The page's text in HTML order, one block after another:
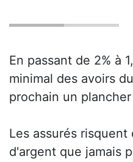
En passant de 2% à
minimal des avoirs
prochain un
Les assurés
d'argent que jamais